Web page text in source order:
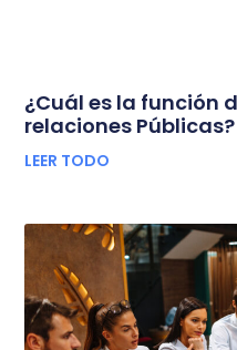
¿Cuál es la función
relaciones Públicas?
LEER TODO